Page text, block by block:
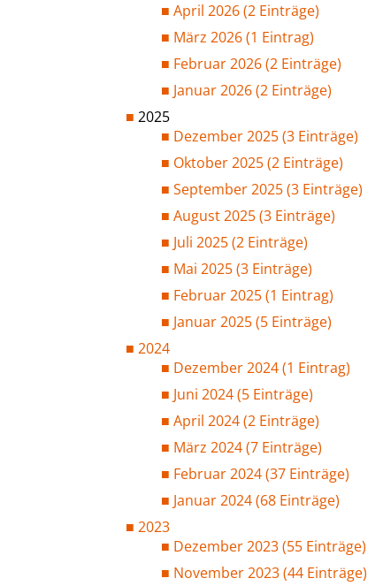
April 2026 (2 Einträge)
März 2026 (1 Eintrag)
Februar 2026 (2 Einträge)
Januar 2026 (2 Einträge)
2025
Dezember 2025 (3 Einträge)
Oktober 2025 (2 Einträge)
September 2025 (3 Einträge)
August 2025 (3 Einträge)
Juli 2025 (2 Einträge)
Mai 2025 (3 Einträge)
Februar 2025 (1 Eintrag)
Januar 2025 (5 Einträge)
2024
Dezember 2024 (1 Eintrag)
Juni 2024 (5 Einträge)
April 2024 (2 Einträge)
März 2024 (7 Einträge)
Februar 2024 (37 Einträge)
Januar 2024 (68 Einträge)
2023
Dezember 2023 (55 Einträge)
November 2023 (44 Einträge)